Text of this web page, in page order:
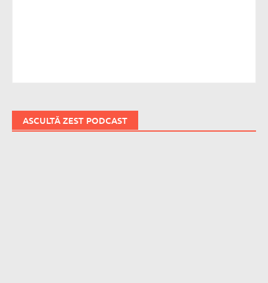
ASCULTĂ ZEST PODCAST